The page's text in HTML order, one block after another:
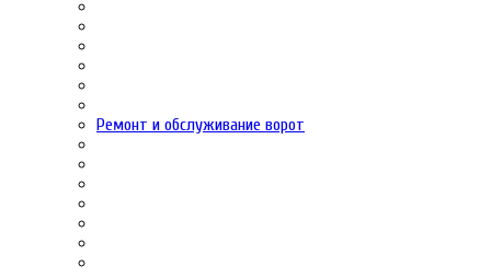
Ремонт и обслуживание ворот